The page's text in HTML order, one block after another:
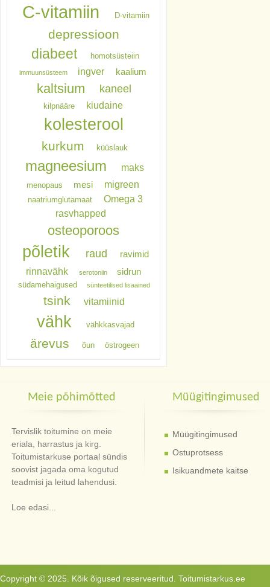
C-vitamiin D-vitamiin
depressioon
diabeet homotsüsteiin
immuunsüsteem ingver kaalium
kaltsium kaneel
kilpnääre kiudaine
kolesterool
kurkum küüslauk
magneesium maks
menopaus mesi migreen
naatriumglutamaat
Omega 3
rasvhapped
osteoporoos
põletik raud ravimid
rinnavähk serotoniin sidrun
südamehaigused sünteetilised lisaained
tsink vitamiinid
vähk vähkkasvajad
ärevus õun östrogeen
Meie põhimõtted
Tervislik toitumine on meie
eriala, harrastus ja kirg.
Toitumistarkuse portaal sündis
soovist jagada oma kogutud
teadmisi ja leitud lahendusi.
Loe edasi...
Müügitingimused
Müügitingimused
Ostuprotsess
Isikuandmete kaitse
Copyright © 2025. Kõik õigused reserveeritud. Toitumistarkus.ee